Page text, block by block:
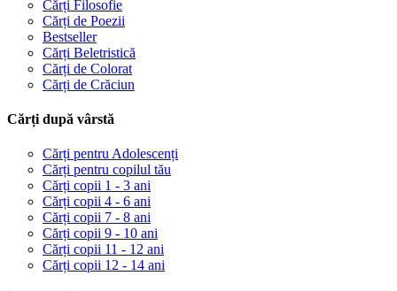
Cărți Filosofie
Cărți de Poezii
Bestseller
Cărți Beletristică
Cărți de Colorat
Cărți de Crăciun
Cărți după vârstă
Cărți pentru Adolescenți
Cărți pentru copilul tău
Cărți copii 1 - 3 ani
Cărți copii 4 - 6 ani
Cărți copii 7 - 8 ani
Cărți copii 9 - 10 ani
Cărți copii 11 - 12 ani
Cărți copii 12 - 14 ani